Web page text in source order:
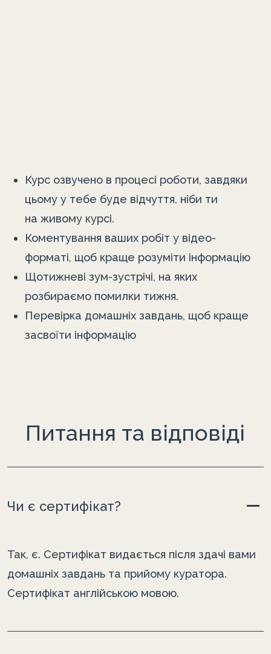
Курс озвучено в процесі роботи, завдяки
цьому у тебе буде відчуття, ніби ти
на живому курсі.
Коментування ваших робіт у відео-
форматі, щоб краще розуміти інформацію
Щотижневі зум-зустрічі, на яких
розбираємо помилки тижня.
Перевірка домашніх завдань, щоб краще
засвоїти інформацію
Питання та відповіді
Чи є сертифікат?
Так, є. Сертифікат видається після здачі вами
домашніх завдань та прийому куратора.
Сертифікат англійською мовою.